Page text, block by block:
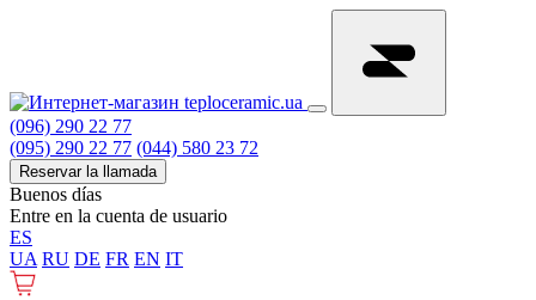
(096) 290 22 77
(095) 290 22 77 (044) 580 23 72
Reservar la llamada
Buenos días
Entre en la cuenta de usuario
ES
UA RU DE FR EN IT